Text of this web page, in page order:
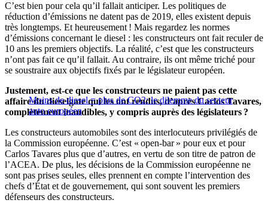
C’est bien pour cela qu’il fallait anticiper. Les politiques de
réduction d’émissions ne datent pas de 2019, elles existent depuis
très longtemps. Et heureusement ! Mais regardez les normes
d’émissions concernant le diesel : les constructeurs ont fait reculer de
10 ans les premiers objectifs. La réalité, c’est que les constructeurs
n’ont pas fait ce qu’il fallait. Au contraire, ils ont même triché pour
se soustraire aux objectifs fixés par le législateur européen.
Moins de diesel = plus de CO2: le dilemme du secteur
auto européen
Justement, est-ce que les constructeurs ne paient pas cette
affaire du dieselgate qui les ont rendus, d’après Carlos Tavares,
complètement inaudibles, y compris auprès des législateurs ?
Les constructeurs automobiles sont des interlocuteurs privilégiés de
la Commission européenne. C’est « open-bar » pour eux et pour
Carlos Tavares plus que d’autres, en vertu de son titre de patron de
l’ACEA. De plus, les décisions de la Commission européenne ne
sont pas prises seules, elles prennent en compte l’intervention des
chefs d’État et de gouvernement, qui sont souvent les premiers
défenseurs des constructeurs.